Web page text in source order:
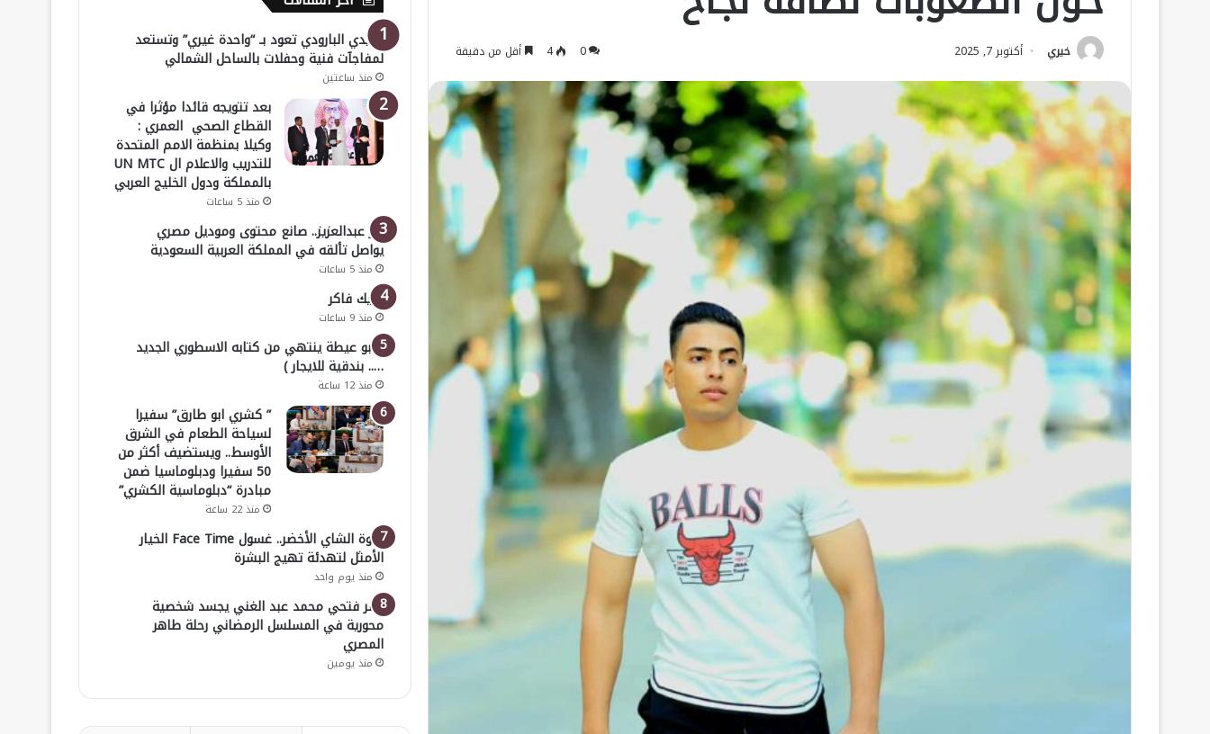
خيري أكتوبر 7, 2025 0
4 أقل من دقيقة هايدي البارودي تعود بـ “واحدة غيري” وتستعد
لمفاجآت فنية وحفلات بالساحل الشمالي
منذ ساعتين
بعد تتويجه قائدا مؤثرا في
القطاع الصحي العمري :
وكيلا بمنظمة الامم المتحدة
للتدريب والاعلام ال UN MTC
بالمملكة ودول الخليج العربي
منذ 5 ساعات
بدر عبدالعزيز.. صانع محتوى وموديل مصري
يواصل تألقه في المملكة العربية السعودية
منذ 5 ساعات
خليك فاكر
منذ 9 ساعات
( أبو عيطة ينتهي من كتابه الاسطوري الجديد
….. بندقية للايجار )
منذ 12 ساعة
” كشري ابو طارق” سفيرا
لسياحة الطعام في الشرق
الأوسط.. ويستضيف أكثر من
50 سفيرا ودبلوماسيا ضمن
مبادرة “دبلوماسية الكشري”
منذ 22 ساعة
قوة الشاي الأخضر.. غسول Face Time الخيار
الأمثل لتهدئة تهيج البشرة
منذ يوم واحد
عمر فتحي محمد عبد الغني يجسد شخصية
محورية في المسلسل الرمضاني رحلة طاهر
المصري
منذ يومين